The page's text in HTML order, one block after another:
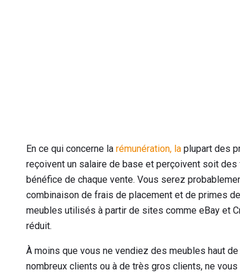
En ce qui concerne la rémunération, la plupart des
reçoivent un salaire de base et perçoivent soit
bénéfice de chaque vente. Vous serez
combinaison de frais de placement et de primes
meubles utilisés à partir de sites comme eBay et
réduit.
À moins que vous ne vendiez des meubles haut
nombreux clients ou à de très gros clients, ne